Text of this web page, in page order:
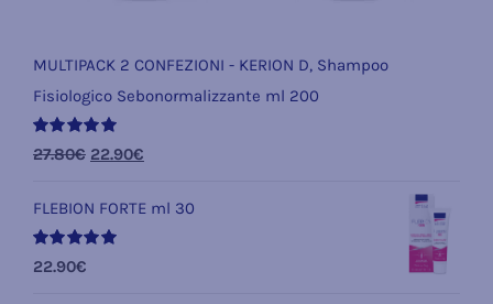
MULTIPACK 2 CONFEZIONI - KERION D, Shampoo
Fisiologico Sebonormalizzante ml 200
Valutato
27.80€ Il
originale
era:
22.90€Il
attuale
FLEBION FORTE ml 30
Valutato
22.90€